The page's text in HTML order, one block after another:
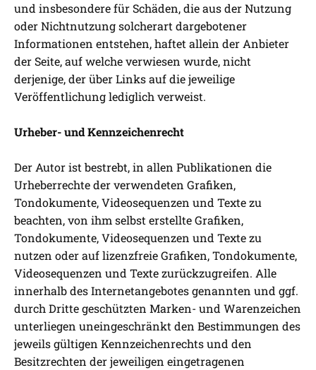
und insbesondere für Schäden, die aus der Nutzung
oder Nichtnutzung solcherart dargebotener
Informationen entstehen, haftet allein der Anbieter
der Seite, auf welche verwiesen wurde, nicht
derjenige, der über Links auf die jeweilige
Veröffentlichung lediglich verweist.
Urheber- und Kennzeichenrecht
Der Autor ist bestrebt, in allen Publikationen die
Urheberrechte der verwendeten Grafiken,
Tondokumente, Videosequenzen und Texte zu
beachten, von ihm selbst erstellte Grafiken,
Tondokumente, Videosequenzen und Texte zu
nutzen oder auf lizenzfreie Grafiken, Tondokumente,
Videosequenzen und Texte zurückzugreifen. Alle
innerhalb des Internetangebotes genannten und ggf.
durch Dritte geschützten Marken- und Warenzeichen
unterliegen uneingeschränkt den Bestimmungen des
jeweils gültigen Kennzeichenrechts und den
Besitzrechten der jeweiligen eingetragenen